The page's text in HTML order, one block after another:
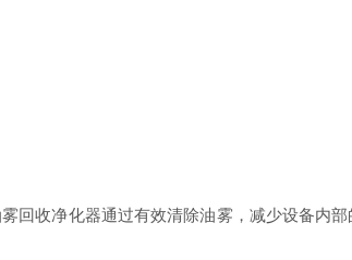
收净化器通过有效清除油雾，减少设备内